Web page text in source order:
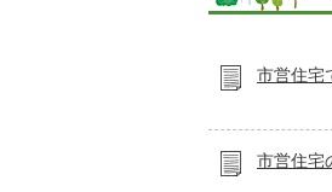
市営住宅
市営住宅